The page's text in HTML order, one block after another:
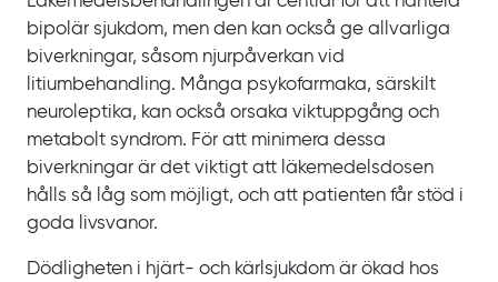
bipolär sjukdom, men den kan också ge allvarliga
biverkningar, såsom njurpåverkan vid
litiumbehandling. Många psykofarmaka, särskilt
neuroleptika, kan också orsaka viktuppgång och
metabolt syndrom. För att minimera dessa
biverkningar är det viktigt att läkemedelsdosen
hålls så låg som möjligt, och att patienten får stöd i
goda livsvanor.
Dödligheten i hjärt- och kärlsjukdom är ökad hos